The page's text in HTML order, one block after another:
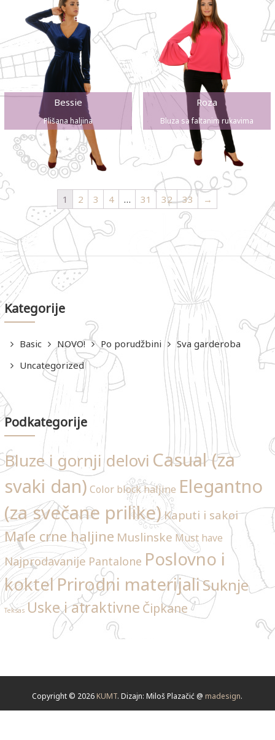
Bessie
Plišana haljina
Roza
Bluza sa faltanim rukavima
1 2 3 4 … 31 32 33 →
Kategorije
Basic NOVO! Po porudžbini
Sva garderoba
Uncategorized
Podkategorije
Bluze i gornji delovi Casual (za
svaki dan) Color block haljine Elegantno
(za svečane prilike)Kaputi i sakoi
Male crne haljine Muslinske Must have
Najprodavanije Pantalone Poslovno i
koktelPrirodni materijaliSuknje
Teksas Uske i atraktivne Čipkane
Copyright © 2026 KUMT. Dizajn: Miloš Plazačić @ madesign.